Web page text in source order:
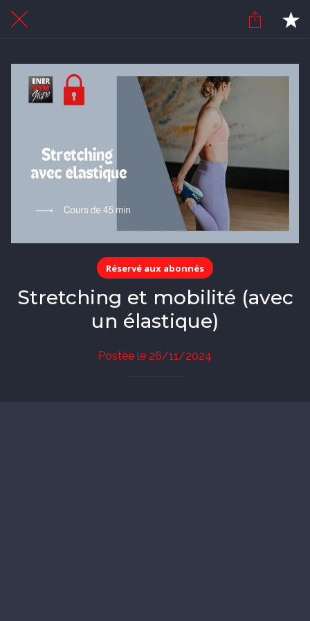
Réservé aux abonnés
Stretching et mobilité (avec
un élastique)
Postée le 26/11/2024